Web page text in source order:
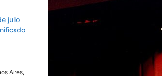
julio
Aires,